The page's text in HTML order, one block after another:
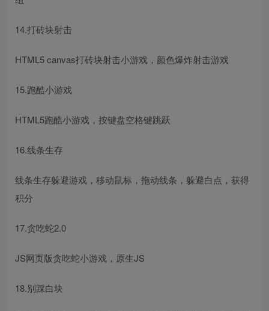
14.打砖块射击
HTML5 canvas打砖块射击小游戏，颜色爆炸射击游戏
15.跑酷小游戏
HTML5跑酷小游戏，按键盘空格键跳跃
16.线条生存
线条生存躲避游戏，移动鼠标，拖动线条，躲避白点，获得
积分
17.贪吃蛇2.0
JS网页版贪吃蛇小游戏，原生JS
18.别踩白块